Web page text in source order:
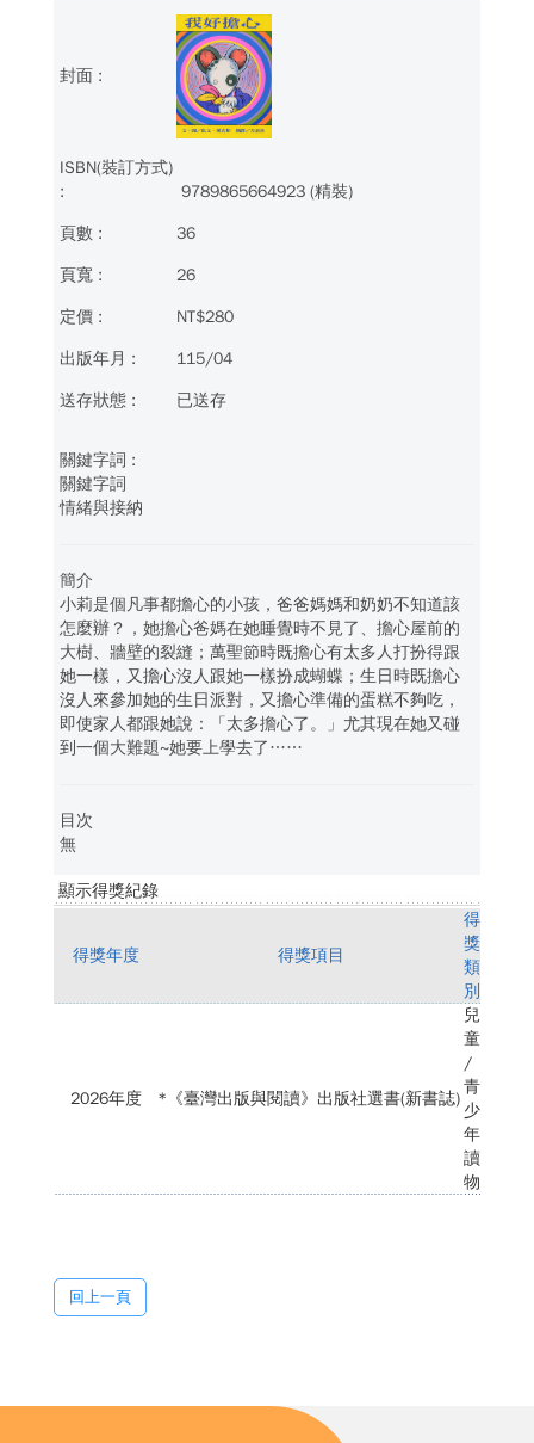
9789865664923 (精裝)
36
26
NT$280
115/04
已送存
關鍵字詞
情緒與接納
簡介
小莉是個凡事都擔心的小孩，爸爸媽媽和奶奶不知道該
怎麼辦？，她擔心爸媽在她睡覺時不見了、擔心屋前的
大樹、牆壁的裂縫；萬聖節時既擔心有太多人打扮得跟
她一樣，又擔心沒人跟她一樣扮成蝴蝶；生日時既擔心
沒人來參加她的生日派對，又擔心準備的蛋糕不夠吃，
即使家人都跟她說：「太多擔心了。」尤其現在她又碰
到一個大難題~她要上學去了……
目次
無
顯示得獎紀錄
得獎年度 得獎項目
得
獎
類
別
2026年度 *《臺灣出版與閱讀》出版社選書(新書誌)
兒
童
/
青
少
年
讀
物
回上一頁